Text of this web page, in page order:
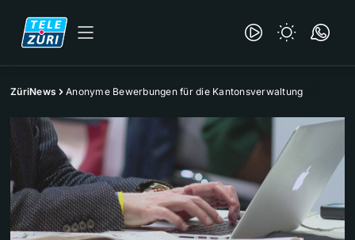
ZüriNews Anonyme Bewerbungen für die Kantonsverwaltung